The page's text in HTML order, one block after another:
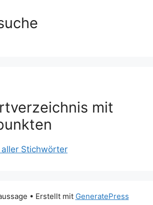
mit
Stichwörter
• Erstellt mit GeneratePress